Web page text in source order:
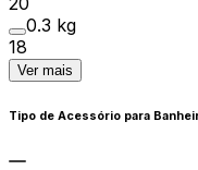
0.3 kg
18
Ver mais
Tipo de Acessório para